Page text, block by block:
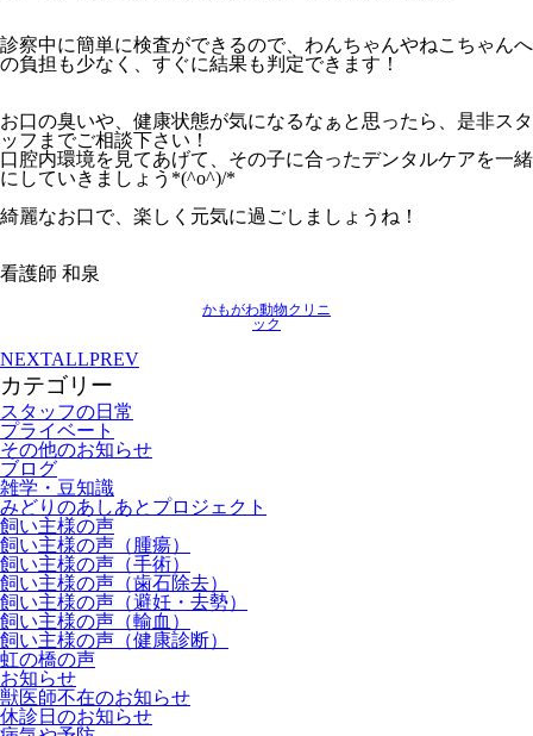
診察中に簡単に検査ができるので、 わんちゃんやねこちゃんへ
の負担も少なく
、すぐに結果も判定できます！
お口の臭いや、健康状態が気になるなぁと思ったら、是非スタ
ッフまでご相談下さい！
口腔内環境を見てあげて、その子に合ったデンタルケアを一緒
にしていきましょう*(^o^)/*
綺麗なお口で、楽しく元気に過ごしましょうね！
看護師 和泉
かもがわ動物クリニ
ック
NEXTALLPREV
カテゴリー
スタッフの日常
プライベート
その他のお知らせ
ブログ
雑学・豆知識
みどりのあしあとプロジェクト
飼い主様の声
飼い主様の声（腫瘍）
飼い主様の声（手術）
飼い主様の声（歯石除去）
飼い主様の声（避妊・去勢）
飼い主様の声（輸血）
飼い主様の声（健康診断）
虹の橋の声
お知らせ
獣医師不在のお知らせ
休診日のお知らせ